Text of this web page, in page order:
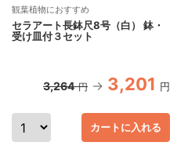
観葉植物におすすめ
セラアート長鉢尺8号（白） 鉢・
受け皿付３セット
3,264 円 3,201 円
カートに入れる